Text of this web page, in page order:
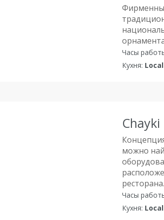
Часы
Кухня:
Chayki
можно
ресторана.
Часы
Кухня: